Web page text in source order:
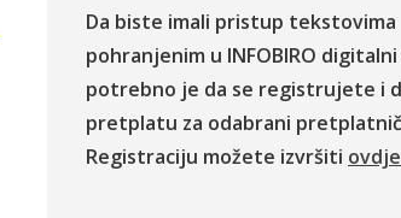
Da biste imali pristup tekstovima
pohranjenim u INFOBIRO
potrebno je da se registrujete i
pretplatu za odabrani
Registraciju možete izvršiti ovdje